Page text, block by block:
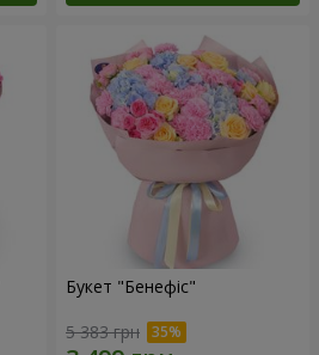
Букет "Бенефіс"
5 383 грн